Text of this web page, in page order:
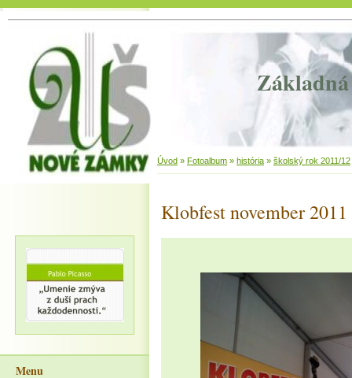
Základná
Úvod » Fotoalbum » história » školský rok 2011/12
Klobfest november 2011
Menu